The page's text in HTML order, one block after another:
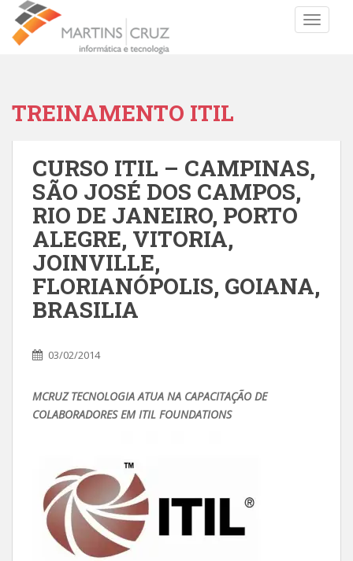
TREINAMENTO ITIL
CURSO ITIL – CAMPINAS,
SÃO JOSÉ DOS CAMPOS,
RIO DE JANEIRO, PORTO
ALEGRE, VITORIA,
JOINVILLE,
FLORIANÓPOLIS, GOIANA,
BRASILIA
03/02/2014
MCRUZ TECNOLOGIA ATUA NA CAPACITAÇÃO DE
COLABORADORES EM ITIL FOUNDATIONS